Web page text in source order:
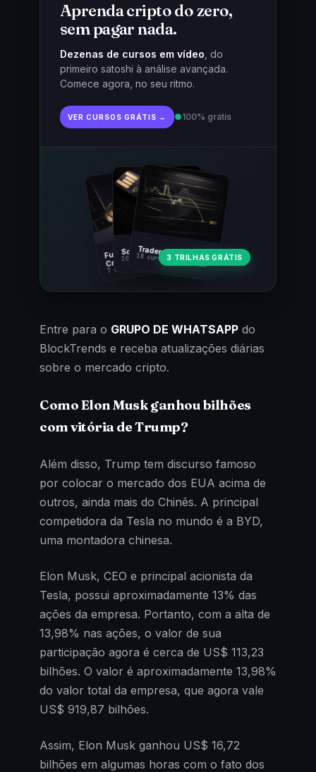
Aprenda cripto do zero,
sem pagar nada.
Dezenas de cursos em vídeo , do
primeiro satoshi à análise avançada.
Comece agora, no seu ritmo.
VER CURSOS GRÁTIS → ●100% grátis
Fundamentos
Cripto
7 cursos · 31 aulas
Trader Cripto
18 cursos · 80 aulas
Soberania Bitcoin
10 cursos · 44 aulas3 TRILHAS GRÁTIS
Entre para o GRUPO DE WHATSAPP do
BlockTrends e receba atualizações diárias
sobre o mercado cripto.
Como Elon Musk ganhou bilhões
com vitória de Trump?
Além disso, Trump tem discurso famoso
por colocar o mercado dos EUA acima de
outros, ainda mais do Chinês. A principal
competidora da Tesla no mundo é a BYD,
uma montadora chinesa.
Elon Musk, CEO e principal acionista da
Tesla, possui aproximadamente 13% das
ações da empresa. Portanto, com a alta de
13,98% nas ações, o valor de sua
participação agora é cerca de US$ 113,23
bilhões. O valor é aproximadamente 13,98%
do valor total da empresa, que agora vale
US$ 919,87 bilhões.
Assim, Elon Musk ganhou US$ 16,72
bilhões em algumas horas com o fato dos